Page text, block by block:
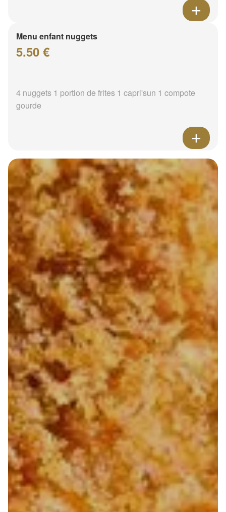
Menu enfant nuggets
5.50 €
4 nuggets 1 portion de frites 1 capri'sun 1 compote
gourde